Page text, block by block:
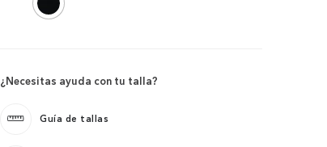
¿Necesitas ayuda con tu talla?
Guía de tallas